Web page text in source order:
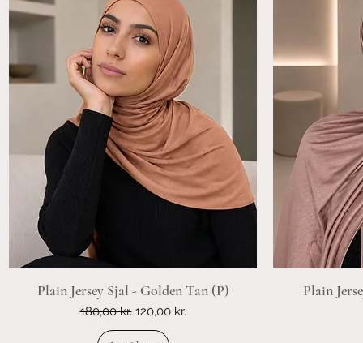
Plain Jersey Sjal - Golden Tan (P)
Regulær pris
180,00 kr. Salgspris
120,00 kr.
Plain